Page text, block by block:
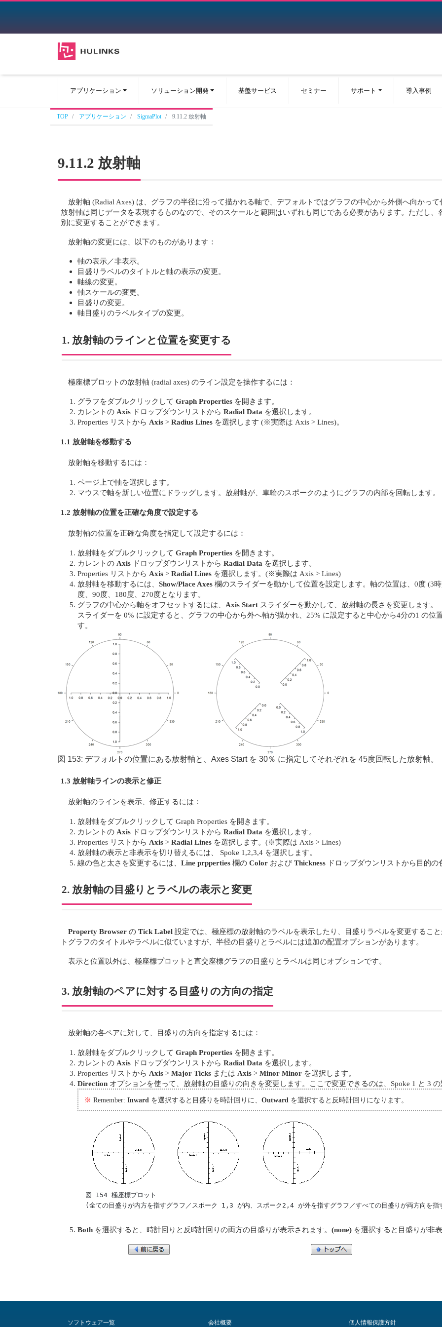
アプリケーション ソリューション開発 基盤サービス セミナー サポート 導入事例
TOP アプリケーション SigmaPlot 9.11.2 放射軸
9.11.2 放射軸
放射軸 (Radial Axes) は、グラフの半径に沿って描かれる軸で、デフォルトではグラフの中心から外側へ向かっ
放射軸は同じデータを表現するものなので、そのスケールと範囲はいずれも同じである必要があります。ただし
別に変更することができます。
放射軸の変更には、以下のものがあります：
軸の表示／非表示。
目盛りラベルのタイトルと軸の表示の変更。
軸線の変更。
軸スケールの変更。
目盛りの変更。
軸目盛りのラベルタイプの変更。
1. 放射軸のラインと位置を変更する
極座標プロットの放射軸 (radial axes) のライン設定を操作するには：
グラフをダブルクリックして Graph Properties を開きます。
カレントの Axis ドロップダウンリストから Radial Data を選択します。
Properties リストから Axis > Radius Lines を選択します (※実際は Axis > Lines)。
1.1 放射軸を移動する
放射軸を移動するには：
ページ上で軸を選択します。
マウスで軸を新しい位置にドラッグします。放射軸が、車輪のスポークのようにグラフの内部を回転します。
1.2 放射軸の位置を正確な角度で設定する
放射軸の位置を正確な角度を指定して設定するには：
放射軸をダブルクリックして Graph Properties を開きます。
カレントの Axis ドロップダウンリストから Radial Data を選択します。
Properties リストから Axis > Radial Lines を選択します。(※実際は Axis > Lines)
放射軸を移動するには、 Show/Place Axes 欄のスライダーを動かして位置を設定します。軸の位置は、0度 (3
度、90度、180度、270度となります。
グラフの中心から軸をオフセットするには、 Axis Start スライダーを動かして、放射軸の長さを変更します。
スライダーを 0% に設定すると、グラフの中心から外へ軸が描かれ、25% に設定すると中心から4分の1 の位
す。
図 153: デフォルトの位置にある放射軸と、Axes Start を 30％ に指定してそれぞれを 45度回転した放射軸。
1.3 放射軸ラインの表示と修正
放射軸のラインを表示、修正するには：
放射軸をダブルクリックして Graph Properties を開きます。
カレントの Axis ドロップダウンリストから Radial Data を選択します。
Properties リストから Axis > Radial Lines を選択します。(※実際は Axis > Lines)
放射軸の表示と非表示を切り替えるには、 Spoke 1,2,3,4 を選択します。
線の色と太さを変更するには、 Line prpperties 欄の Color および Thickness ドロップダウンリストから目的の
2. 放射軸の目盛りとラベルの表示と変更
Property Browser のTick Label 設定では、極座標の放射軸のラベルを表示したり、目盛りラベルを変更するこ
トグラフのタイトルやラベルに似ていますが、半径の目盛りとラベルには追加の配置オプションがあります。
表示と位置以外は、極座標プロットと直交座標グラフの目盛りとラベルは同じオプションです。
3. 放射軸のペアに対する目盛りの方向の指定
放射軸の各ペアに対して、目盛りの方向を指定するには：
放射軸をダブルクリックして Graph Properties を開きます。
カレントの Axis ドロップダウンリストから Radial Data を選択します。
Properties リストから Axis > Major Ticks または Axis > Minor Minor を選択します。
Direction オプションを使って、放射軸の目盛りの向きを変更します。ここで変更できるのは、Spoke 1 と 3 の
※ Remember: Inward を選択すると目盛りを時計回りに、 Outward を選択すると反時計回りになります。
  図 154 極座標プロット
(全ての目盛りが内方を指すグラフ／スポーク 1,3 が内、スポーク2,4 が外を指すグラフ／すべての目盛りが両方向を指
Both を選択すると、時計回りと反時計回りの両方の目盛りが表示されます。 (none) を選択すると目盛りが非
ソフトウェア一覧 会社概要 個人情報保護方針